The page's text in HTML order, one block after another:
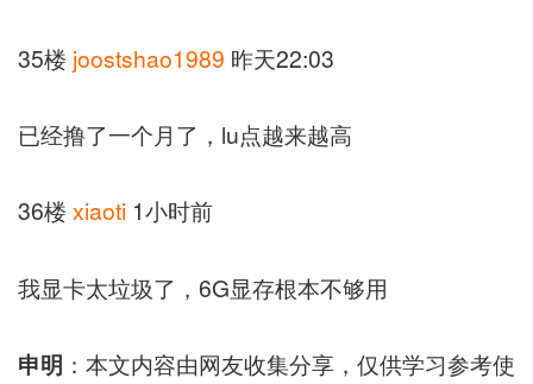
35楼 joostshao1989 昨天22:03
已经撸了一个月了，lu点越来越高
36楼 xiaoti 1小时前
我显卡太垃圾了，6G显存根本不够用
申明 ：本文内容由网友收集分享，仅供学习参考使